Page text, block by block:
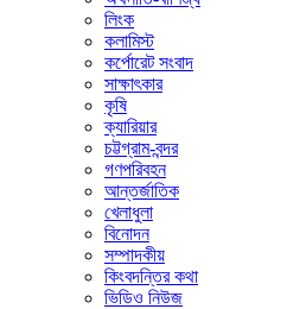
লিংক
কলামিস্ট
কর্পোরেট সংবাদ
সাক্ষাৎকার
কৃষি
ক্যারিয়ার
চট্টগ্রাম-বন্দর
গণপরিবহন
আন্তর্জাতিক
খেলাধুলা
বিনোদন
সম্পাদকীয়
কিংবদন্তির কথা
ভিডিও নিউজ